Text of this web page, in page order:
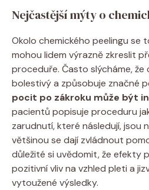
Nejčastější mýty o
Okolo chemického peelingu se
mohou lidem výrazně zkreslit
proceduře. Často slýcháme, že
bolestivý a způsobuje značné
pocit po zákroku může být
pacientů popisuje proceduru
zarudnutí, které následují, jsou
většinou se dají zvládnout
důležité si uvědomit, že efekty
pozitivní vliv na vzhled pleti a
vytoužené výsledky.